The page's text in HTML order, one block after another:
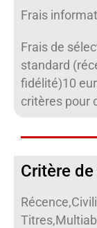
Frais
Frais de
standard
fidélité)10
critères pour
Critère